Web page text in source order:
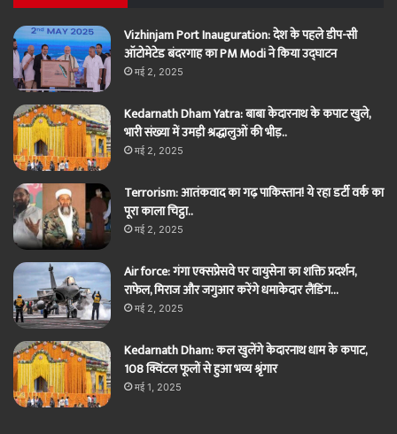
Vizhinjam Port Inauguration: देश के पहले डीप-सी
ऑटोमेटेड बंदरगाह का PM Modi ने किया उद्घाटन
मई 2, 2025
Kedarnath Dham Yatra: बाबा केदारनाथ के कपाट खुले,
भारी संख्या में उमड़ी श्रद्धालुओं की भीड़..
मई 2, 2025
Terrorism: आतंकवाद का गढ़ पाकिस्तान! ये रहा डर्टी वर्क का
पूरा काला चिट्ठा..
मई 2, 2025
Air force: गंगा एक्सप्रेसवे पर वायुसेना का शक्ति प्रदर्शन,
राफेल, मिराज और जगुआर करेंगे धमाकेदार लैंडिंग…
मई 2, 2025
Kedarnath Dham: कल खुलेंगे केदारनाथ धाम के कपाट,
108 क्विंटल फूलों से हुआ भव्य श्रृंगार
मई 1, 2025